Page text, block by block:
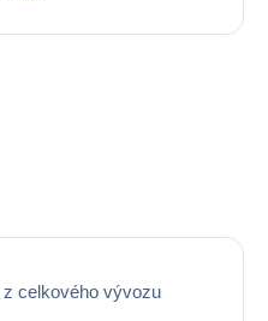
celkového vývozu